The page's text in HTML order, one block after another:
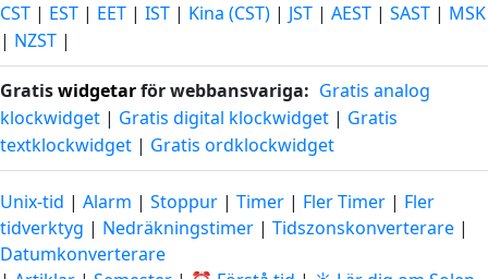
CST | EST | EET | IST | Kina (CST) | JST | AEST | SAST | MSK
| NZST |
Gratiswidgetarför webbansvariga: Gratis analog
klockwidget | Gratis digital klockwidget | Gratis
textklockwidget | Gratis ordklockwidget
Unix-tid | Alarm | Stoppur | Timer | Fler Timer | Fler
tidverktyg | Nedräkningstimer | Tidszonskonverterare |
Datumkonverterare